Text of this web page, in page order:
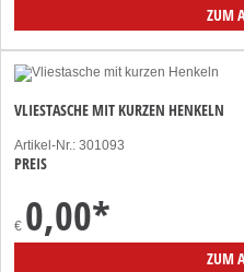
ZUM
VLIESTASCHE MIT KURZEN HENKELN
Artikel-Nr.: 301093
PREIS
€ 0,00*
ZUM